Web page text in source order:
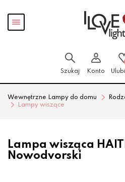
Pokaż
menu
Szukaj Konto
Wewnętrzne Lampy do domu
Lampy wiszące
Lampa wisząca HAITI
Nowodvorski